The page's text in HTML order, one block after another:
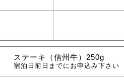
ステーキ（信州牛）250g
宿泊日前日までにお申込み下さい